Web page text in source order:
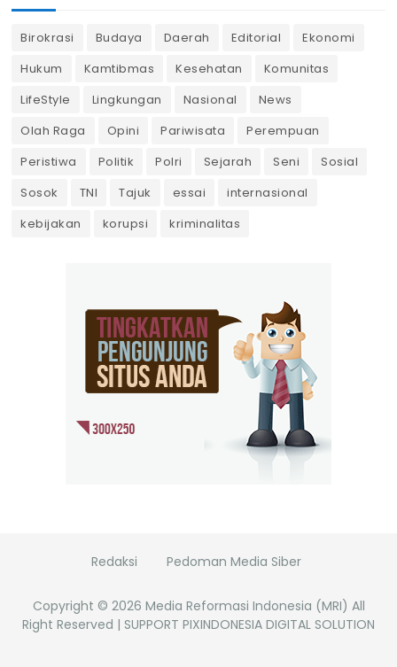
Birokrasi Budaya Daerah Editorial
Ekonomi
Hukum
Kamtibmas Kesehatan
Komunitas
LifeStyle
Lingkungan Nasional
News
Olah Raga
Opini Pariwisata
Perempuan
Peristiwa
Politik Polri Sejarah Seni
Sosial
Sosok
TNI Tajuk essai
internasional
kebijakan
korupsi kriminalitas
Redaksi Pedoman Media Siber
Copyright © 2026 Media Reformasi Indonesia (MRI) All
Right Reserved | SUPPORT PIXINDONESIA DIGITAL SOLUTION